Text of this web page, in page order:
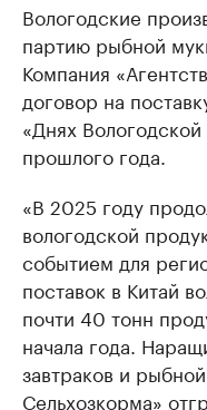
Вологодские
партию рыбной
Компания
договор на
«Днях
прошлого года.
«В 2025 году
вологодской
событием для
поставок в Китай
почти 40 тонн
начала года.
завтраков и
Сельхозкорма»